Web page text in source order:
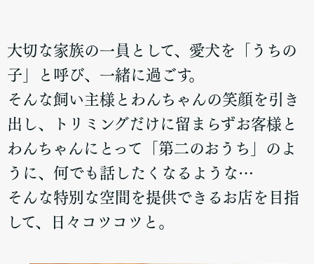
大切な家族の一員として、愛犬を「うちの
子」と呼び、一緒に過ごす。
そんな飼い主様とわんちゃんの笑顔を引き
出し、トリミングだけに留まらずお客様と
わんちゃんにとって「第二のおうち」のよ
うに、何でも話したくなるような…
そんな特別な空間を提供できるお店を目指
して、日々コツコツと。